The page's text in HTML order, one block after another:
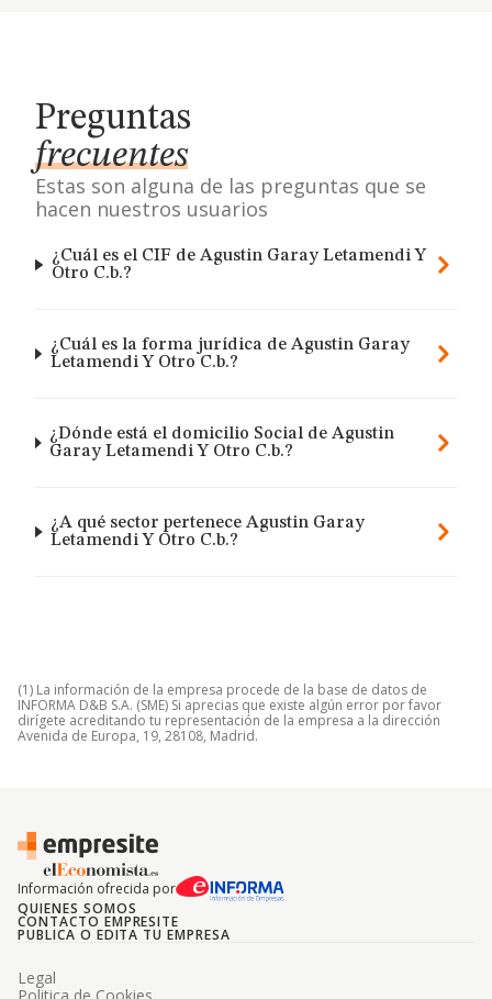
Preguntas
frecuentes
Estas son alguna de las preguntas que se
hacen nuestros usuarios
¿Cuál es el CIF de Agustin Garay Letamendi Y
Otro C.b.?
¿Cuál es la forma jurídica de Agustin Garay
Letamendi Y Otro C.b.?
¿Dónde está el domicilio Social de Agustin
Garay Letamendi Y Otro C.b.?
¿A qué sector pertenece Agustin Garay
Letamendi Y Otro C.b.?
(1) La información de la empresa procede de la base de datos de
INFORMA D&B S.A. (SME) Si aprecias que existe algún error por favor
dirígete acreditando tu representación de la empresa a la dirección
Avenida de Europa, 19, 28108, Madrid.
Información ofrecida por
QUIENES SOMOS
CONTACTO EMPRESITE
PUBLICA O EDITA TU EMPRESA
Legal